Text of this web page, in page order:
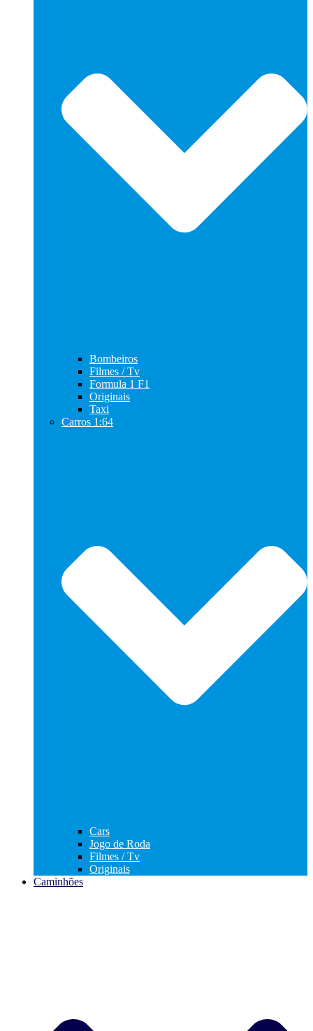
Bombeiros
Filmes / Tv
Formula 1 F1
Originais
Taxi
Carros 1:64
Cars
Jogo de Roda
Filmes / Tv
Originais
Caminhões